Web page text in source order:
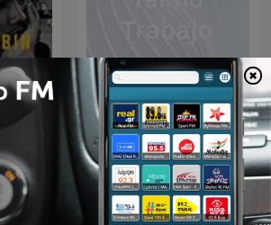
Tekno Trabajo